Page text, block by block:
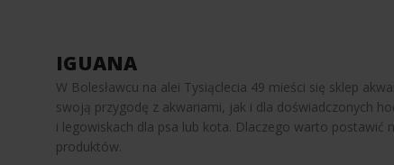
FILTRY ZEWNĘTRZNE
IGUANA
W Bolesławcu na alei Tysiąclecia 49 mieści się sklep
swoją przygodę z akwariami, jak i dla doświadczonych
i legowiskach dla psa lub kota. Dlaczego warto
produktów.